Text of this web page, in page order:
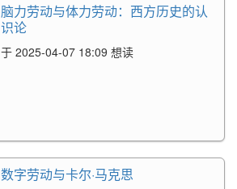
脑力劳动与体力劳动：西方历史的认
识论
于 2025-04-07 18:09 想读
数字劳动与卡尔·马克思